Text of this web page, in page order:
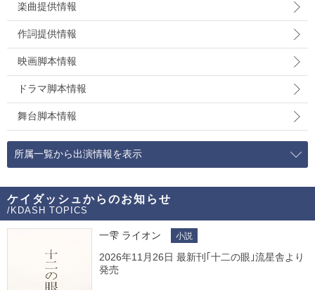
楽曲提供情報
作詞提供情報
映画脚本情報
ドラマ脚本情報
舞台脚本情報
所属一覧から出演情報を表示
ケイダッシュからのお知らせ
/KDASH TOPICS
一雫 ライオン 小説
2026年11月26日 最新刊｢十二の眼｣流星舎より
発売